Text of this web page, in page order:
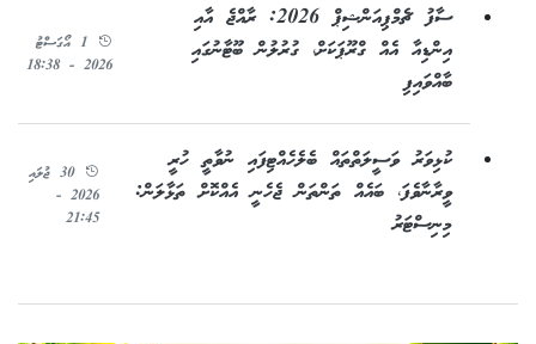
ސާފު ޗެމްޕިއަންޝިޕް 2026: ރާއްޖެ އާއި
އިންޑިއާ އެއް ގްރޫޕަކަށް، ގުރުލުން ބޫޓާނުގައި
ބާއްވައިފި
1 އޯގަސްޓު
2026 - 18:38
ކުޅިވަރު ވަސީލަތްތައް ބެލެހެއްޓިފައި ނުވާތީ ހުރީ
ވީރާނާވެފަ، ބައެއް ތަންތަން ޖެހެނީ އެއްކޮށް ތަޅާލަން:
މިނިސްޓަރު
30 ޖުލައި
2026 -
21:45